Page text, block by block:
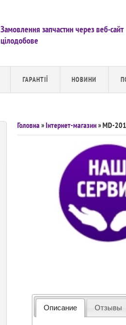
Замовлення запчастин через веб-сайт
цілодобове
ГАРАНТІЇ НОВИНИ
Головна »Інтернет-магазин» MD-
Описание Отзывы